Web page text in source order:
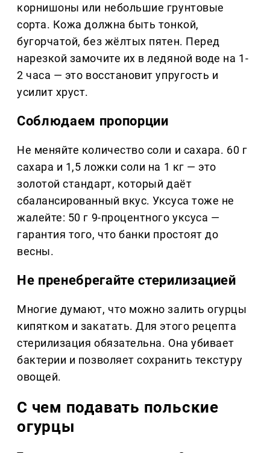
корнишоны или небольшие грунтовые
сорта. Кожа должна быть тонкой,
бугорчатой, без жёлтых пятен. Перед
нарезкой замочите их в ледяной воде на 1-
2 часа — это восстановит упругость и
усилит хруст.
Соблюдаем пропорции
Не меняйте количество соли и сахара. 60 г
сахара и 1,5 ложки соли на 1 кг — это
золотой стандарт, который даёт
сбалансированный вкус. Уксуса тоже не
жалейте: 50 г 9-процентного уксуса —
гарантия того, что банки простоят до
весны.
Не пренебрегайте стерилизацией
Многие думают, что можно залить огурцы
кипятком и закатать. Для этого рецепта
стерилизация обязательна. Она убивает
бактерии и позволяет сохранить текстуру
овощей.
С чем подавать польские
огурцы